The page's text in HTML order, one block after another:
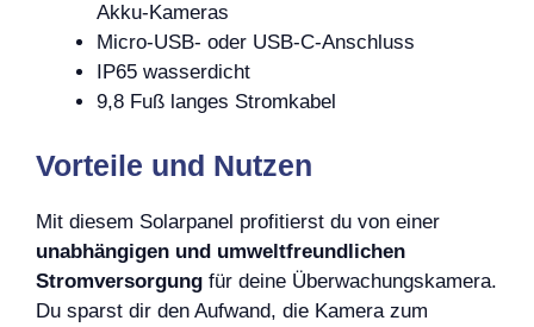
Akku-Kameras
Micro-USB- oder USB-C-Anschluss
IP65 wasserdicht
9,8 Fuß langes Stromkabel
Vorteile und Nutzen
Mit diesem Solarpanel profitierst du von einer
unabhängigen und umweltfreundlichen
Stromversorgung für deine Überwachungskamera.
Du sparst dir den Aufwand, die Kamera zum